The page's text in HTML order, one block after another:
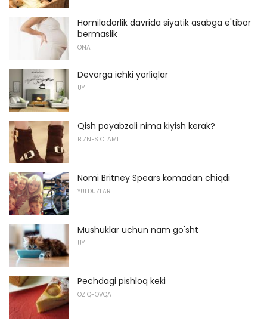
Homiladorlik davrida siyatik asabga e'tibor
bermaslik
ONA
Devorga ichki yorliqlar
UY
Qish poyabzali nima kiyish kerak?
BIZNES OLAMI
Nomi Britney Spears komadan chiqdi
YULDUZLAR
Mushuklar uchun nam go'sht
UY
Pechdagi pishloq keki
OZIQ-OVQAT